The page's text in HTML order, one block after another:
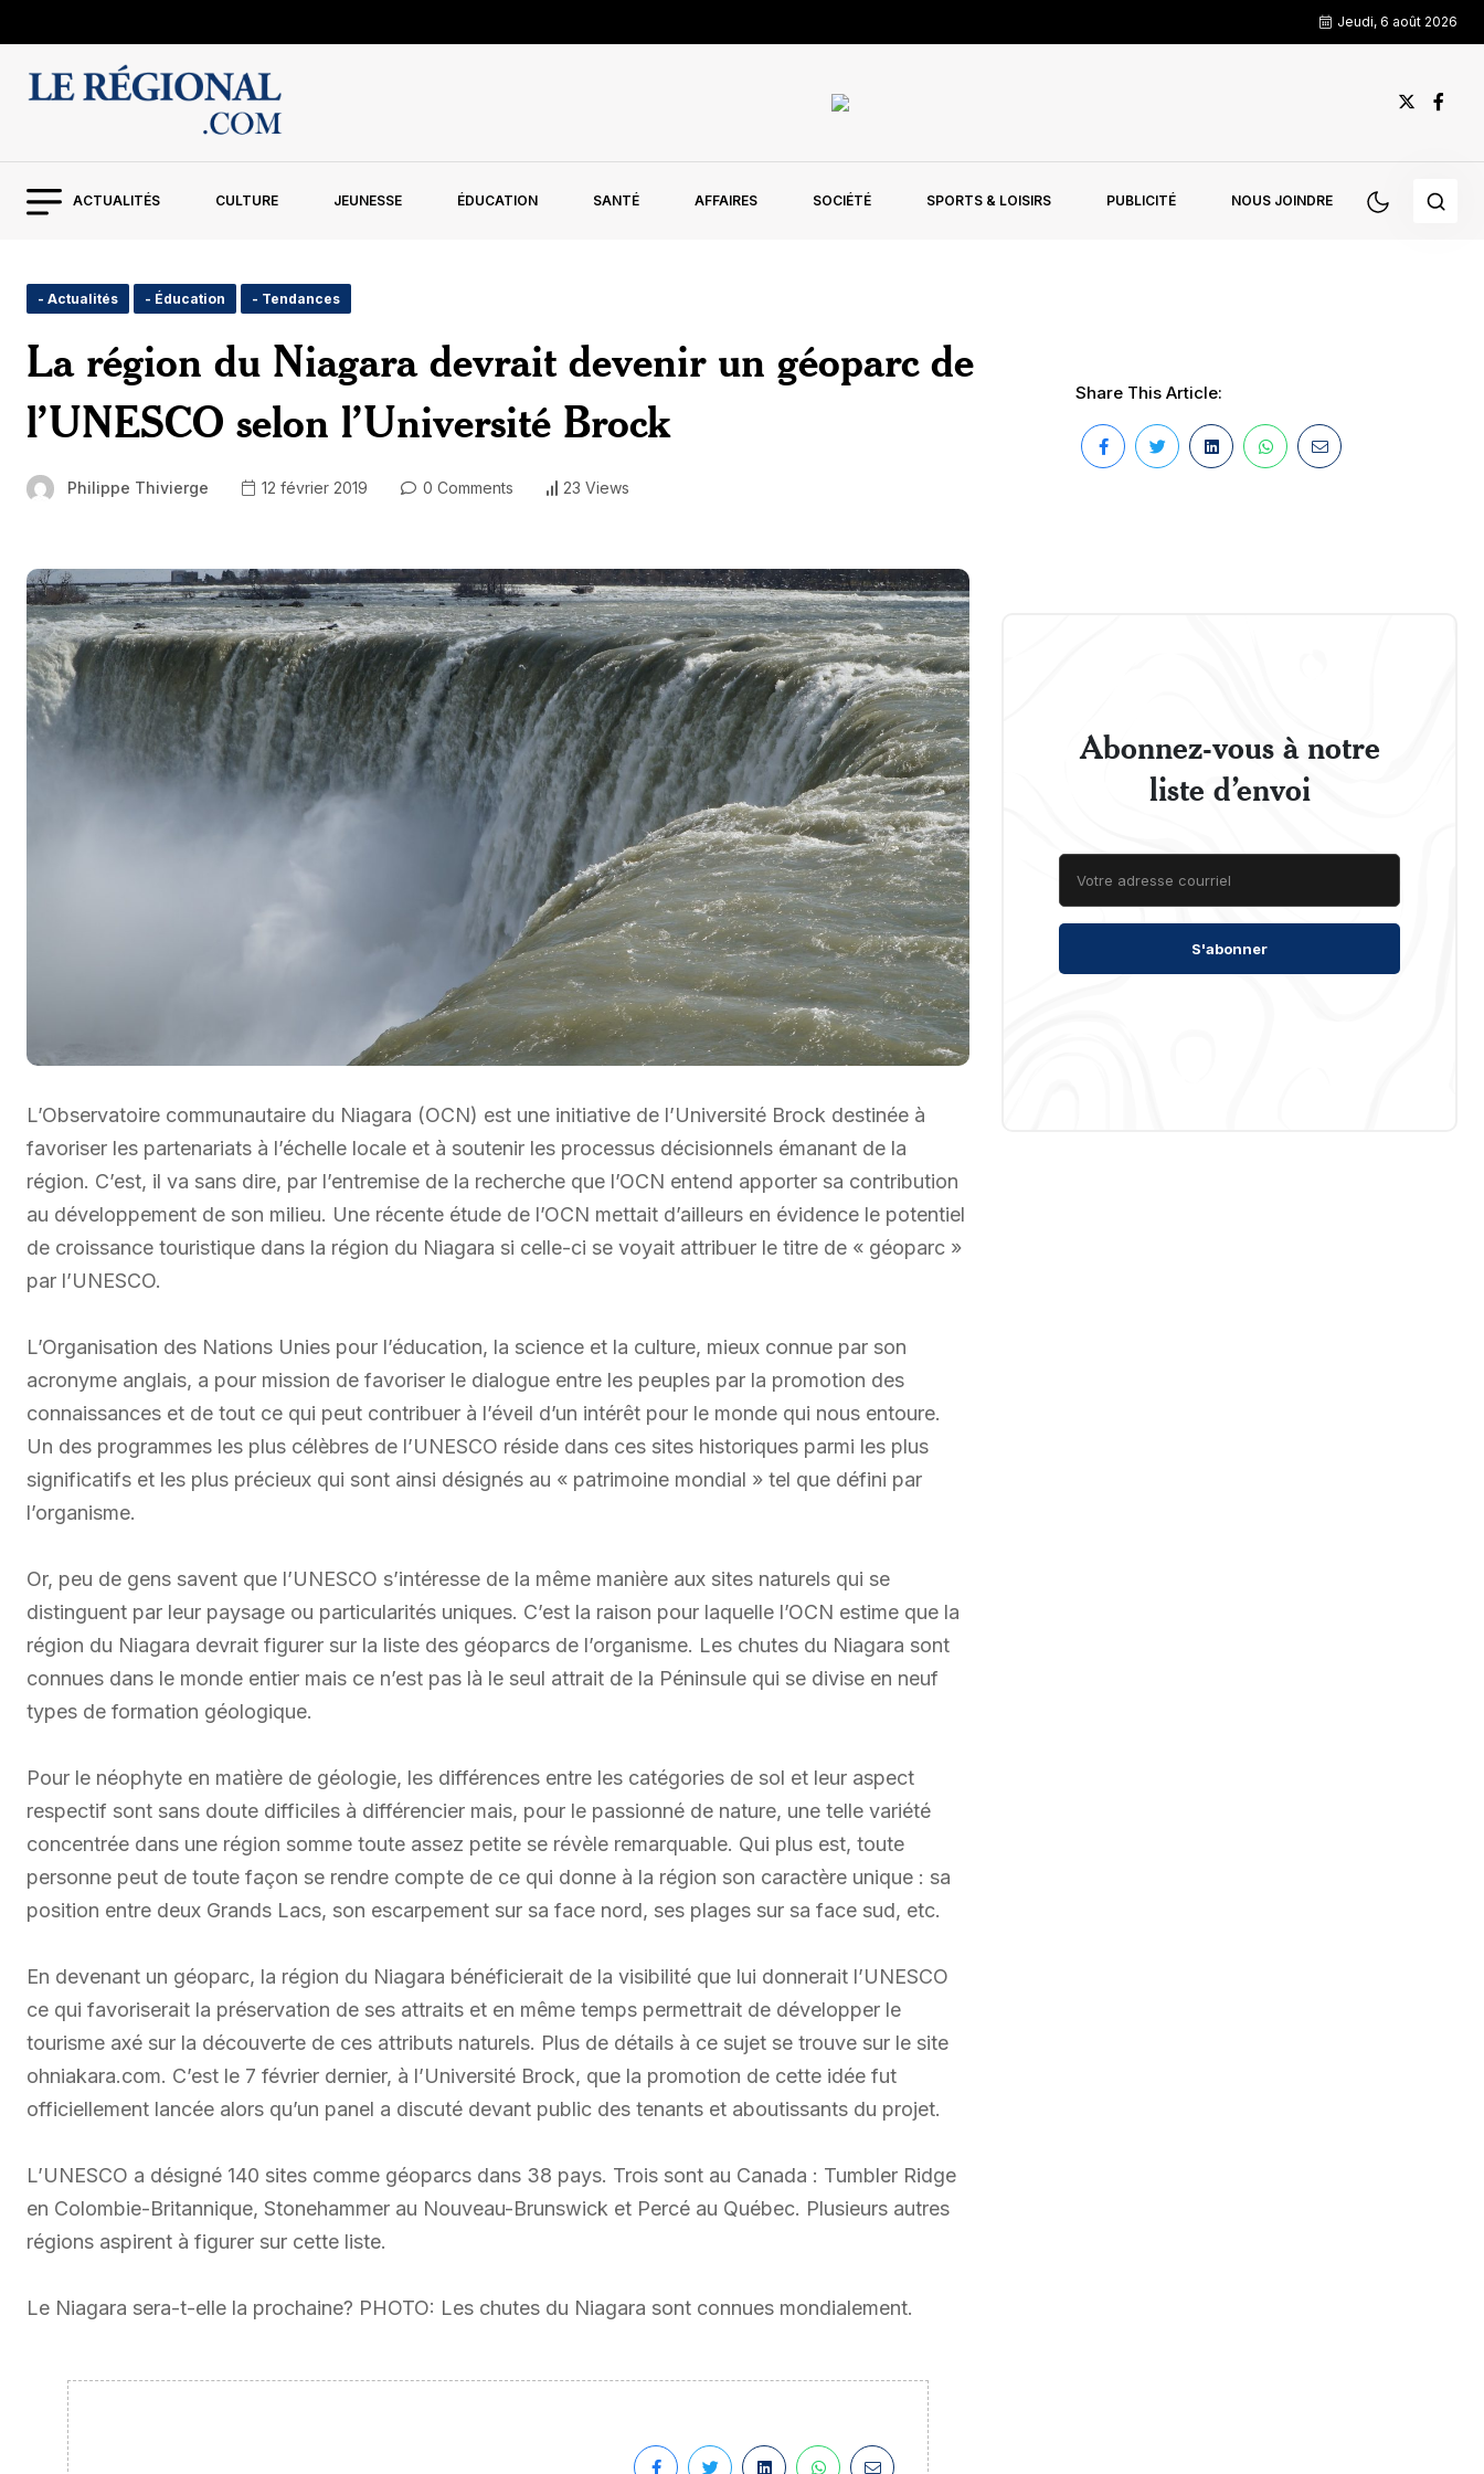
Jeudi, 6 août 2026
ACTUALITÉS CULTURE JEUNESSE ÉDUCATION SANTÉ AFFAIRES SOCIÉTÉ SPORTS & LOISIRS PUBLICITÉ NOUS JOINDRE
- Actualités - Éducation - Tendances
La région du Niagara devrait devenir un géoparc de
l’UNESCO selon l’Université Brock
Philippe Thivierge 12 février 2019 0 Comments 23 Views
Share This Article:
L’Observatoire communautaire du Niagara (OCN) est une initiative de l’Université Brock destinée à
favoriser les partenariats à l’échelle locale et à soutenir les processus décisionnels émanant de la
région. C’est, il va sans dire, par l’entremise de la recherche que l’OCN entend apporter sa contribution
au développement de son milieu. Une récente étude de l’OCN mettait d’ailleurs en évidence le potentiel
de croissance touristique dans la région du Niagara si celle-ci se voyait attribuer le titre de « géoparc »
par l’UNESCO.
L’Organisation des Nations Unies pour l’éducation, la science et la culture, mieux connue par son
acronyme anglais, a pour mission de favoriser le dialogue entre les peuples par la promotion des
connaissances et de tout ce qui peut contribuer à l’éveil d’un intérêt pour le monde qui nous entoure.
Un des programmes les plus célèbres de l’UNESCO réside dans ces sites historiques parmi les plus
significatifs et les plus précieux qui sont ainsi désignés au « patrimoine mondial » tel que défini par
l’organisme.
Or, peu de gens savent que l’UNESCO s’intéresse de la même manière aux sites naturels qui se
distinguent par leur paysage ou particularités uniques. C’est la raison pour laquelle l’OCN estime que la
région du Niagara devrait figurer sur la liste des géoparcs de l’organisme. Les chutes du Niagara sont
connues dans le monde entier mais ce n’est pas là le seul attrait de la Péninsule qui se divise en neuf
types de formation géologique.
Pour le néophyte en matière de géologie, les différences entre les catégories de sol et leur aspect
respectif sont sans doute difficiles à différencier mais, pour le passionné de nature, une telle variété
concentrée dans une région somme toute assez petite se révèle remarquable. Qui plus est, toute
personne peut de toute façon se rendre compte de ce qui donne à la région son caractère unique : sa
position entre deux Grands Lacs, son escarpement sur sa face nord, ses plages sur sa face sud, etc.
En devenant un géoparc, la région du Niagara bénéficierait de la visibilité que lui donnerait l’UNESCO
ce qui favoriserait la préservation de ses attraits et en même temps permettrait de développer le
tourisme axé sur la découverte de ces attributs naturels. Plus de détails à ce sujet se trouve sur le site
ohniakara.com. C’est le 7 février dernier, à l’Université Brock, que la promotion de cette idée fut
officiellement lancée alors qu’un panel a discuté devant public des tenants et aboutissants du projet.
L’UNESCO a désigné 140 sites comme géoparcs dans 38 pays. Trois sont au Canada : Tumbler Ridge
en Colombie-Britannique, Stonehammer au Nouveau-Brunswick et Percé au Québec. Plusieurs autres
régions aspirent à figurer sur cette liste.
Le Niagara sera-t-elle la prochaine? PHOTO: Les chutes du Niagara sont connues mondialement.
Abonnez-vous à notre
liste d’envoi